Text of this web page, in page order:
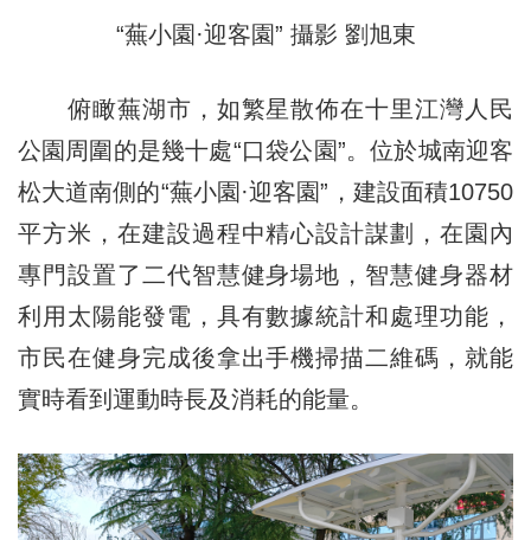
“蕪小園·迎客園” 攝影 劉旭東
俯瞰蕪湖市，如繁星散佈在十里江灣人民
公園周圍的是幾十處“口袋公園”。位於城南迎客
松大道南側的“蕪小園·迎客園”，建設面積10750
平方米，在建設過程中精心設計謀劃，在園內
專門設置了二代智慧健身場地，智慧健身器材
利用太陽能發電，具有數據統計和處理功能，
市民在健身完成後拿出手機掃描二維碼，就能
實時看到運動時長及消耗的能量。